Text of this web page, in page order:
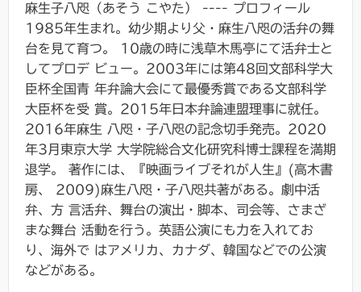
麻生子八咫（あそう こやた） ---- プロフィール
1985年生まれ。幼少期より父・麻生八咫の活弁の舞
台を見て育つ。 10歳の時に浅草木馬亭にて活弁士と
してプロデ ビュー。2003年には第48回文部科学大
臣杯全国青 年弁論大会にて最優秀賞である文部科学
大臣杯を受 賞。2015年日本弁論連盟理事に就任。
2016年麻生 八咫・子八咫の記念切手発売。2020
年3月東京大学 大学院総合文化研究科博士課程を満期
退学。 著作には、『映画ライブそれが人生』(高木書
房、 2009)麻生八咫・子八咫共著がある。劇中活
弁、方 言活弁、舞台の演出・脚本、司会等、さまざ
まな舞台 活動を行う。英語公演にも力を入れてお
り、海外で はアメリカ、カナダ、韓国などでの公演
などがある。